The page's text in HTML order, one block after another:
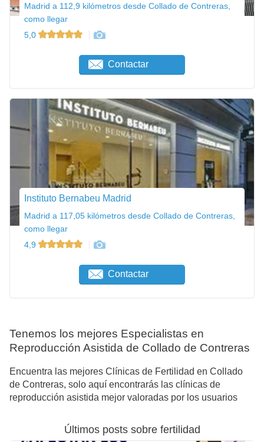
Madrid a 112,9 kilómetros desde Collado de Contreras,
como llegar
5,0
Contactar
Instituto Bernabeu Madrid
Madrid a 117,05 kilómetros desde Collado de Contreras,
como llegar
4,9
Contactar
Tenemos los mejores Especialistas en
Reproducción Asistida de Collado de Contreras
Encuentra las mejores Clínicas de Fertilidad en Collado
de Contreras, solo aquí encontrarás las clínicas de
reproducción asistida mejor valoradas por los usuarios
Últimos posts sobre fertilidad